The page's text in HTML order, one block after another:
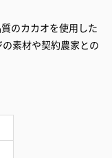
のカカオを使用した
素材や契約農家との